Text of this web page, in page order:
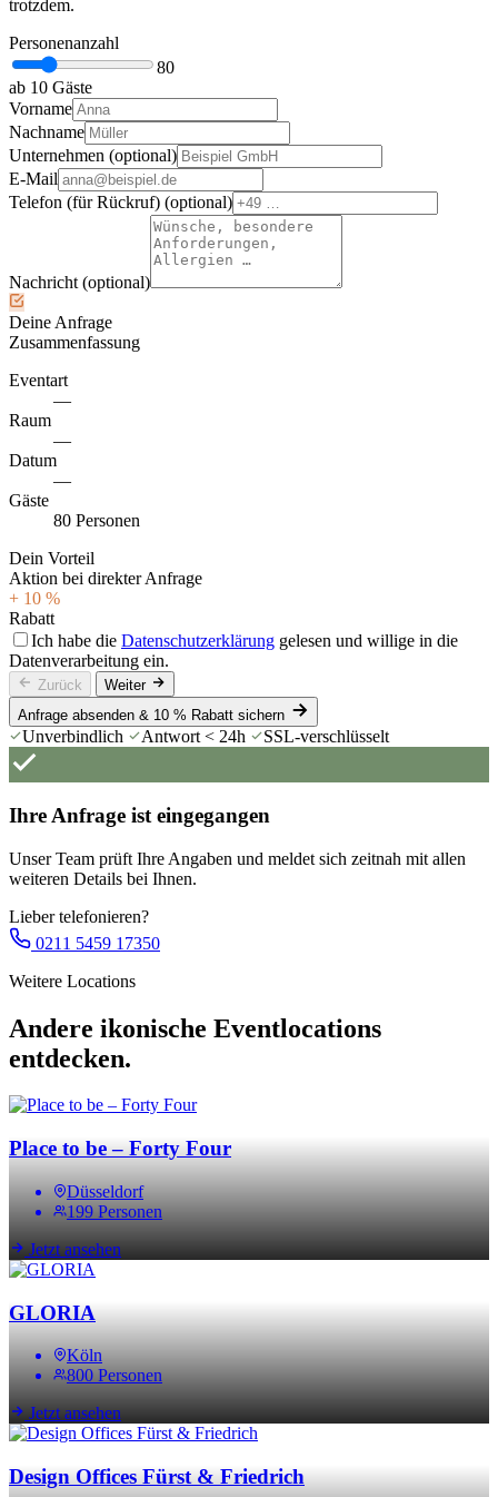
trotzdem.
Personenanzahl
80
ab 10 Gäste
Vorname
Nachname
Unternehmen (optional)
E-Mail
Telefon (für Rückruf) (optional)
Nachricht (optional)
Deine Anfrage
Zusammenfassung
Eventart
—
Raum
—
Datum
—
Gäste
80 Personen
Dein Vorteil
Aktion bei direkter Anfrage
+ 10 %
Rabatt
Ich habe die Datenschutzerklärung gelesen und willige in die
Datenverarbeitung ein.
Zurück
Weiter
Anfrage absenden & 10 % Rabatt sichern
Unverbindlich Antwort < 24h SSL-verschlüsselt
Ihre Anfrage ist eingegangen
Unser Team prüft Ihre Angaben und meldet sich zeitnah mit allen
weiteren Details bei Ihnen.
Lieber telefonieren?
0211 5459 17350
Weitere Locations
Andere ikonische Eventlocations
entdecken.
Place to be – Forty Four
Düsseldorf
199 Personen
Jetzt ansehen
GLORIA
Köln
800 Personen
Jetzt ansehen
Design Offices Fürst & Friedrich